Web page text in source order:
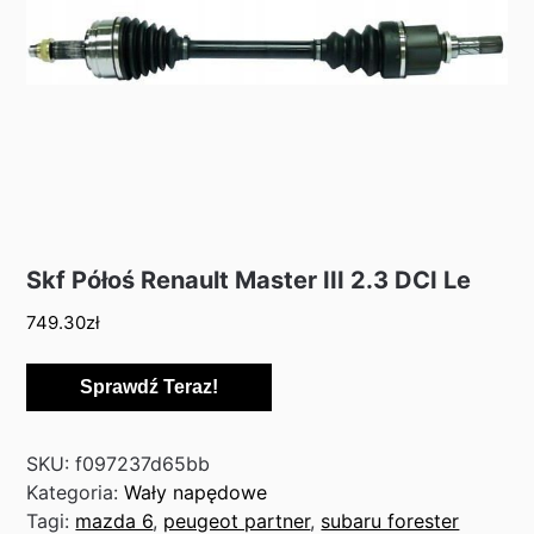
Skf Półoś Renault Master III 2.3 DCI Le
749.30zł
Sprawdź Teraz!
SKU:f097237d65bb
Kategoria:Wały napędowe
Tagi: mazda 6, peugeot partner, subaru forester